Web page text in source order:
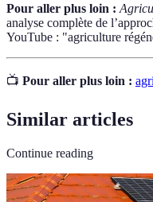
Pour aller plus loin :
analyse complète de
YouTube : "agriculture
📺 Pour aller plus loin :
Similar articles
Continue reading